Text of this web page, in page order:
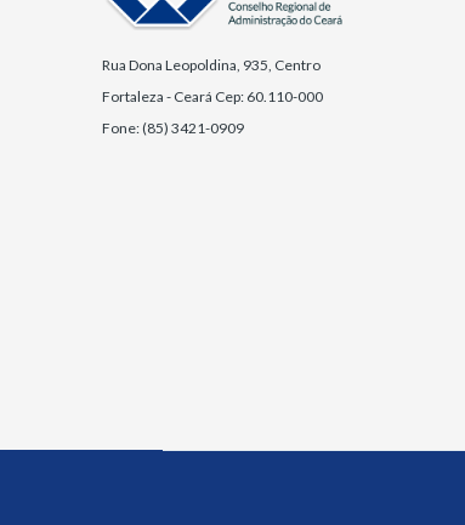
Rua Dona Leopoldina, 935, Centro
Fortaleza - Ceará Cep: 60.110-000
Fone: (85) 3421-0909